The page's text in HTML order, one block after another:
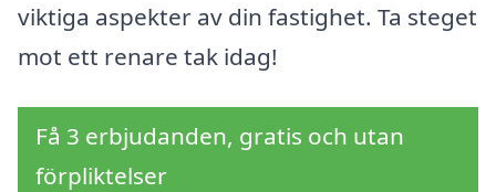
viktiga aspekter av din fastighet. Ta steget
mot ett renare tak idag!
Få 3 erbjudanden, gratis och utan
förpliktelser